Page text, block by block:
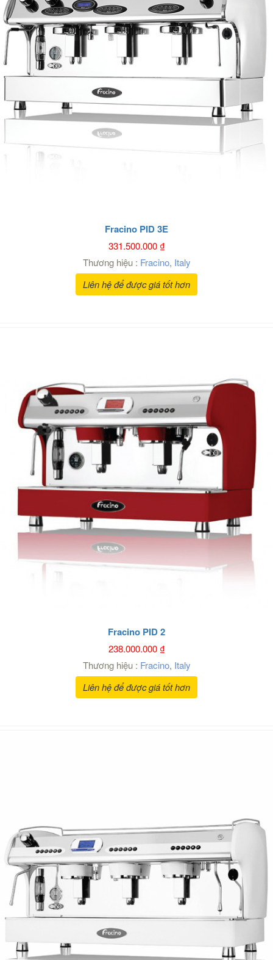
Fracino PID 3E
331.500.000₫
Thương hiệu : Fracino, Italy
Liên hệ để được giá tốt hơn
Fracino PID 2
238.000.000₫
Thương hiệu : Fracino, Italy
Liên hệ để được giá tốt hơn